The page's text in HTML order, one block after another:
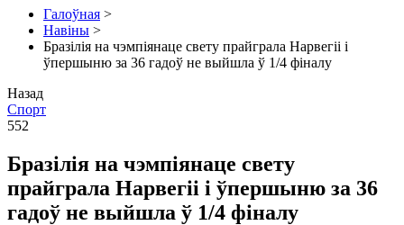
Галоўная >
Навіны >
Бразілія на чэмпіянаце свету прайграла Нарвегіі і
ўпершыню за 36 гадоў не выйшла ў 1/4 фіналу
Назад
Спорт
552
Бразілія на чэмпіянаце свету
прайграла Нарвегіі і ўпершыню за 36
гадоў не выйшла ў 1/4 фіналу